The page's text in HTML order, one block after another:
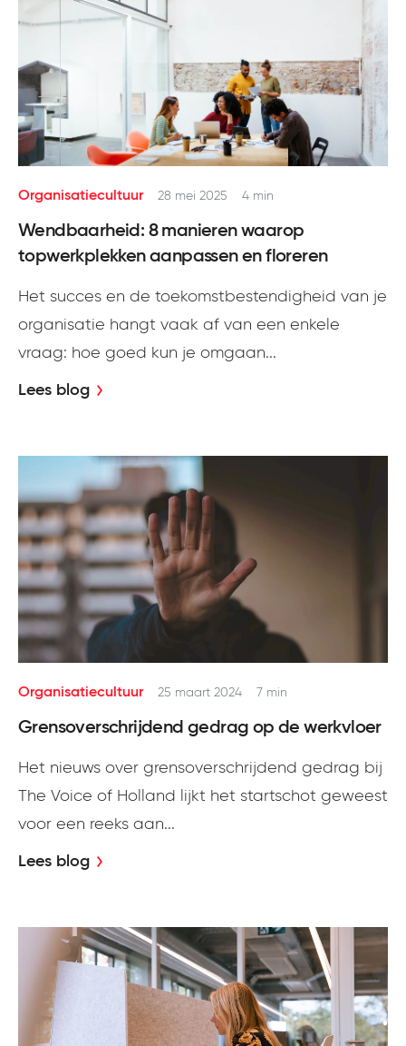
Organisatiecultuur 28 mei 2025 4 min
Wendbaarheid: 8 manieren waarop
topwerkplekken aanpassen en floreren
Het succes en de toekomstbestendigheid van je
organisatie hangt vaak af van een enkele
vraag: hoe goed kun je omgaan...
Lees blog
Organisatiecultuur 25 maart 2024 7 min
Grensoverschrijdend gedrag op de werkvloer
Het nieuws over grensoverschrijdend gedrag bij
The Voice of Holland lijkt het startschot geweest
voor een reeks aan...
Lees blog